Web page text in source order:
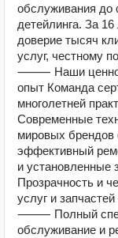
обслуживания до
детейлинга. За
доверие тысяч
услуг, честному
⸻ Наши
опыт Команда
многолетней
Современные
мировых брендов
эффективный
и установленные
Прозрачность и
услуг и
⸻ Полный
обслуживание и